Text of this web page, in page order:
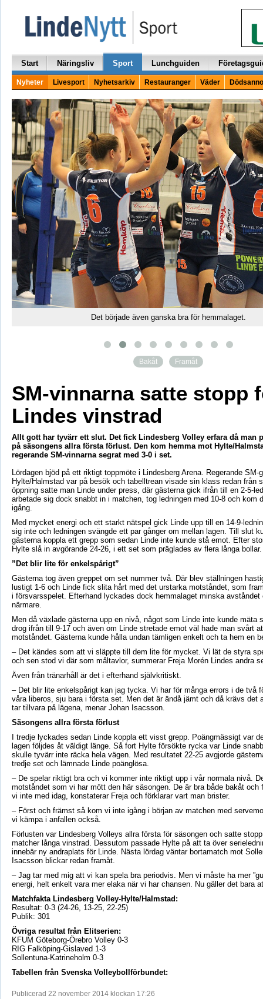
Start Näringsliv Sport Lunchguiden
Nyheter Livesport Nyhetsarkiv Restauranger Väder
Det började även ganska bra för hemmalaget.
Bakåt Framåt
SM-vinnarna satte stopp
Lindes vinstrad
Allt gott har tyvärr ett slut. Det fick Lindesberg Volley erfara då man
på säsongens allra första förlust. Den kom hemma mot Hylte/
regerande SM-vinnarna segrat med 3-0 i set.
Lördagen bjöd på ett riktigt toppmöte i Lindesberg Arena. Regerande SM-
Hylte/Halmstad var på besök och tabelltrean visade sin klass redan från
öppning satte man Linde under press, där gästerna gick ifrån till en 2-5-
arbetade sig dock snabbt in i matchen, tog ledningen med 10-8 och kom
igång.
Med mycket energi och ett starkt nätspel gick Linde upp till en 14-9-
sig inte och ledningen svängde ett par gånger om mellan lagen. Till slut
gästerna koppla ett grepp som sedan Linde inte kunde stå emot. Efter
Hylte slå in avgörande 24-26, i ett set som präglades av flera långa bollar.
”Det blir lite för enkelspårigt”
Gästerna tog även greppet om set nummer två. Där blev ställningen
lustigt 1-6 och Linde fick slita hårt med det urstarka motståndet, som
i försvarsspelet. Efterhand lyckades dock hemmalaget minska avståndet
närmare.
Men då växlade gästerna upp en nivå, något som Linde inte kunde mäta
drog ifrån till 9-17 och även om Linde stretade emot väl hade man svårt
motståndet. Gästerna kunde hålla undan tämligen enkelt och ta hem en
– Det kändes som att vi släppte till dem lite för mycket. Vi lät de styra
och sen stod vi där som måltavlor, summerar Freja Morén Lindes andra
Även från tränarhåll är det i efterhand självkritiskt.
– Det blir lite enkelspårigt kan jag tycka. Vi har för många errors i de två
våra liberos, sju bara i första set. Men det är ändå jämt och då krävs det
tar tillvara på lägena, menar Johan Isacsson.
Säsongens allra första förlust
I tredje lyckades sedan Linde koppla ett visst grepp. Poängmässigt var
lagen följdes åt väldigt länge. Så fort Hylte försökte rycka var Linde
skulle tyvärr inte räcka hela vägen. Med resultatet 22-25 avgjorde
tredje set och lämnade Linde poänglösa.
– De spelar riktigt bra och vi kommer inte riktigt upp i vår normala nivå.
motståndet som vi har mött den här säsongen. De är bra både bakåt och
vi inte med idag, konstaterar Freja och förklarar vart man brister.
– Först och främst så kom vi inte igång i början av matchen med
vi kämpa i anfallen också.
Förlusten var Lindesberg Volleys allra första för säsongen och satte
matcher långa vinstrad. Dessutom passade Hylte på att ta över
innebär ny andraplats för Linde. Nästa lördag väntar bortamatch mot
Isacsson blickar redan framåt.
– Jag tar med mig att vi kan spela bra periodvis. Men vi måste ha mer
energi, helt enkelt vara mer elaka när vi har chansen. Nu gäller det bara
Matchfakta Lindesberg Volley-Hylte/Halmstad:
Resultat: 0-3 (24-26, 13-25, 22-25)
Publik: 301
Övriga resultat från Elitserien:
KFUM Göteborg-Örebro Volley 0-3
RIG Falköping-Gislaved 1-3
Sollentuna-Katrineholm 0-3
Tabellen från Svenska Volleybollförbundet:
Publicerad 22 november 2014 klockan 17:26